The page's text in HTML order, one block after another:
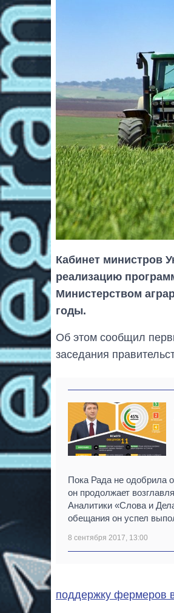
Кабинет министров
реализацию
Министерством
годы.
Об этом сообщил
заседания
Пока Рада не одобрила
он продолжает
Аналитики «Слова и
обещания он успел
8 сентября 2017, 13:00
поддержку фермеров